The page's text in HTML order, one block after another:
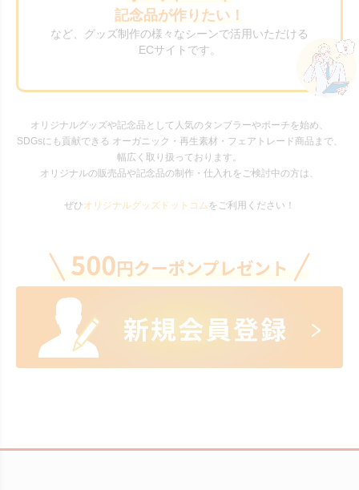
記念品が作りたい！
など、グッズ制作の様々なシーンで活用いただける
ECサイトです。
オリジナルグッズや記念品として人気のタンブラーやポーチを始め、
SDGsにも貢献できる オーガニック・再生素材・フェアトレード商品まで、
幅広く取り扱っております。
オリジナルの販売品や記念品の制作・仕入れをご検討中の方は、
ぜひオリジナルグッズドットコム をご利用ください！